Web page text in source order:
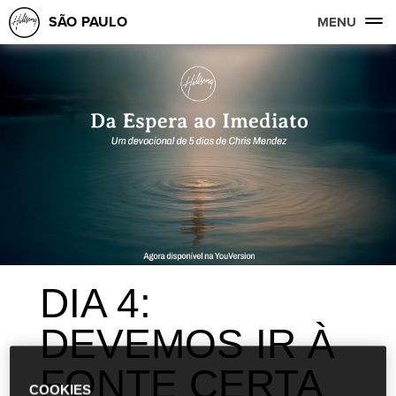
SÃO PAULO MENU
DIA 4:
DEVEMOS IR À
FONTE CERTA
COOKIES